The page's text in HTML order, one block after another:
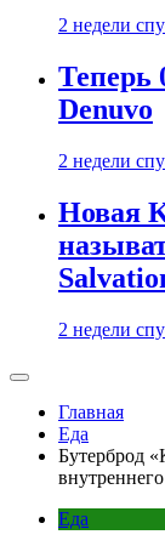
2 недели
Теперь
Denuvo
2 недели
Новая
2 недели
Главная
Еда
Бутерброд
Еда